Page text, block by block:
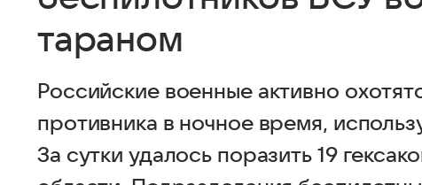
тараном
Российские военные активно
противника в ночное время,
За сутки удалось поразить 19